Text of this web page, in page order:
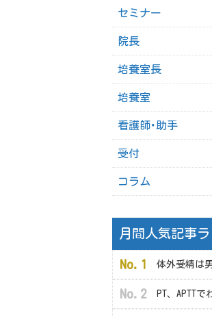
セミナー
院長
培養室長
培養室
看護師･助手
受付
コラム
月間人気記事
体外受精は
PT、APTTで